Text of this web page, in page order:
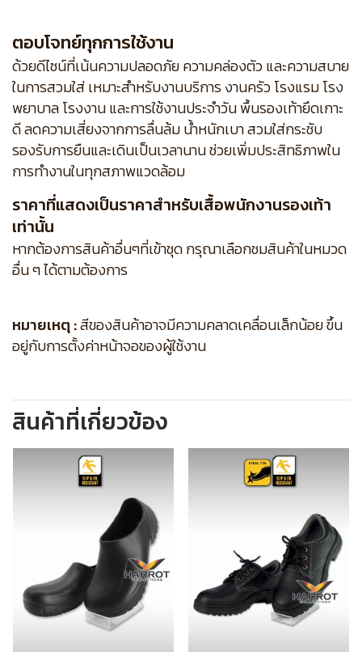
ตอบโจทย์ทุกการใช้งาน
ด้วยดีไซน์ที่เน้นความปลอดภัย ความคล่องตัว และความสบาย
ในการสวมใส่ เหมาะสำหรับงานบริการ งานครัว โรงแรม โรง
พยาบาล โรงงาน และการใช้งานประจำวัน พื้นรองเท้ายึดเกาะ
ดี ลดความเสี่ยงจากการลื่นล้ม น้ำหนักเบา สวมใส่กระชับ
รองรับการยืนและเดินเป็นเวลานาน ช่วยเพิ่มประสิทธิภาพใน
การทำงานในทุกสภาพแวดล้อม
ราคาที่แสดงเป็นราคาสำหรับเสื้อพนักงานรองเท้า
เท่านั้น
หากต้องการสินค้าอื่นๆที่เข้าชุด กรุณาเลือกชมสินค้าในหมวด
อื่น ๆ ได้ตามต้องการ
หมายเหตุ :สีของสินค้าอาจมีความคลาดเคลื่อนเล็กน้อย ขึ้น
อยู่กับการตั้งค่าหน้าจอของผู้ใช้งาน
สินค้าที่เกี่ยวข้อง